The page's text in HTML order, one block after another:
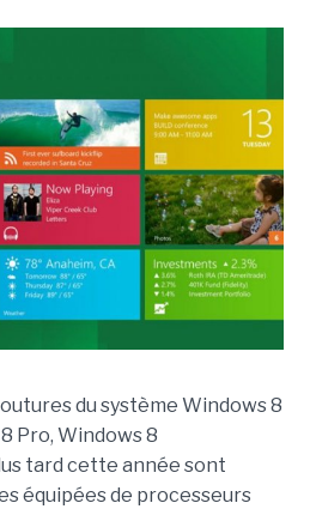
du système Windows 8
Pro, Windows 8
tard cette année sont
équipées de processeurs